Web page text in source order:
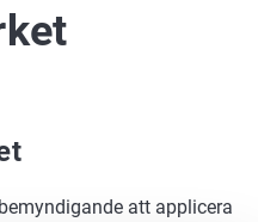
att applicera